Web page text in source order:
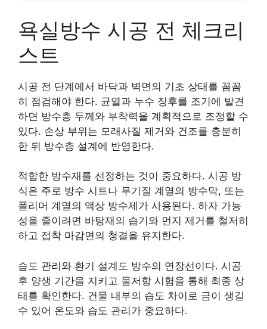
욕실방수 시공 전 체크리
스트
시공 전 단계에서 바닥과 벽면의 기초 상태를 꼼꼼
히 점검해야 한다. 균열과 누수 징후를 조기에 발견
하면 방수층 두께와 부착력을 계획적으로 조정할 수
있다. 손상 부위는 모래사질 제거와 건조를 충분히
한 뒤 방수층 설계에 반영한다.
적합한 방수재를 선정하는 것이 중요하다. 시공 방
식은 주로 방수 시트나 무기질 계열의 방수막, 또는
폴리머 계열의 액상 방수제가 사용된다. 하자 가능
성을 줄이려면 바탕재의 습기와 먼지 제거를 철저히
하고 접착 마감면의 청결을 유지한다.
습도 관리와 환기 설계도 방수의 연장선이다. 시공
후 양생 기간을 지키고 물저항 시험을 통해 최종 상
태를 확인한다. 건물 내부의 습도 차이로 금이 생길
수 있어 온도와 습도 관리가 중요하다.